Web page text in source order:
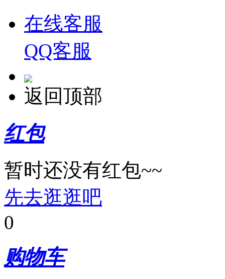
在线客服
QQ客服
返回顶部
红包
暂时还没有红包~~
先去逛逛吧
0
购物车